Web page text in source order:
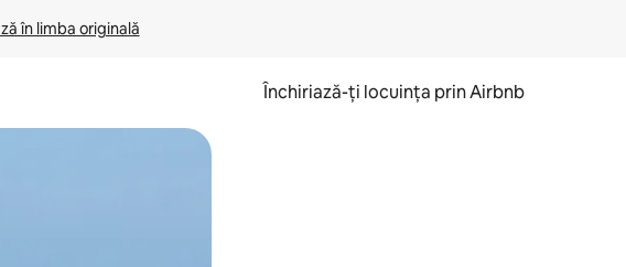
în limba originală
Închiriază-ți locuința prin Airbnb